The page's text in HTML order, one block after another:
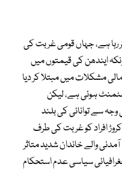
رہا ہے، جہاں قومی غربت کی
ایندھن کی قیمتوں میں
مشکلات میں مبتلا کر دیا
ہوئی ہے، لیکن
وجہ سے توانائی کی بلند
قیمتوں کے مجموعی اثرات نے تقریباً 7 کروڑ افراد کو غربت کی طرف
والے خاندان شدید متاثر
سیاسی عدم استحکام